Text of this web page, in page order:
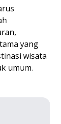
yang
wisata
umum.